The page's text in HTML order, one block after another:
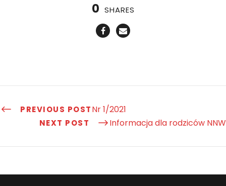
0 SHARES
PREVIOUS POSTNr 1/2021
NEXT POST Informacja dla rodziców NNW